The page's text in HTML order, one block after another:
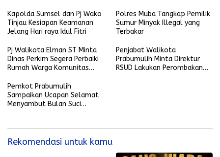
1445 H-2024 M
Kapolda Sumsel dan Pj Wako
Tinjau Kesiapan Keamanan
Jelang Hari raya Idul Fitri
Polres Muba Tangkap Pemilik
Sumur Minyak Illegal yang
Terbakar
Pj Walikota Elman ST Minta
Dinas Perkim Segera Perbaiki
Rumah Warga Komunitas
Penjabat Walikota
Prabumulih Minta Direktur
RSUD Lakukan Perombakan
Pemkot Prabumulih
Sampaikan Ucapan Selamat
Menyambut Bulan Suci
Rekomendasi untuk kamu